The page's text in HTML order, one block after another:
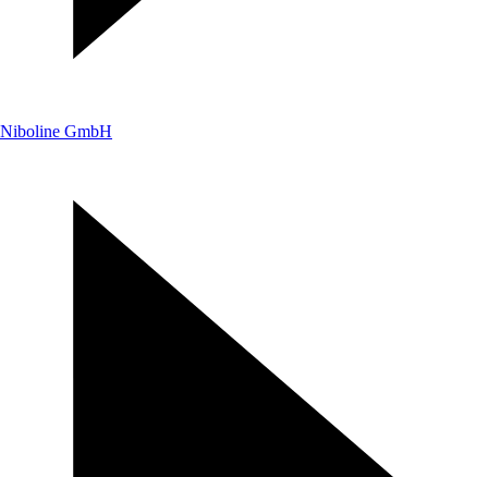
Niboline GmbH